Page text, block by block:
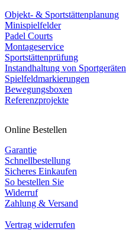
Objekt- & Sportstättenplanung
Minispielfelder
Padel Courts
Montageservice
Sportstättenprüfung
Instandhaltung von Sportgeräten
Spielfeldmarkierungen
Bewegungsboxen
Referenzprojekte
Online Bestellen
Garantie
Schnellbestellung
Sicheres Einkaufen
So bestellen Sie
Widerruf
Zahlung & Versand
Vertrag widerrufen